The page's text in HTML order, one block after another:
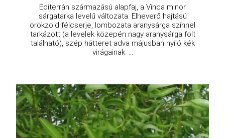
Editerrán származású alapfaj, a Vinca minor
sárgatarka levelű változata. Elheverő hajtású
örökzöld félcserje, lombozata aranysárga színnel
tarkázott (a levelek közepén nagy aranysárga folt
található), szép hátteret adva májusban nyíló kék
virágainak. ...